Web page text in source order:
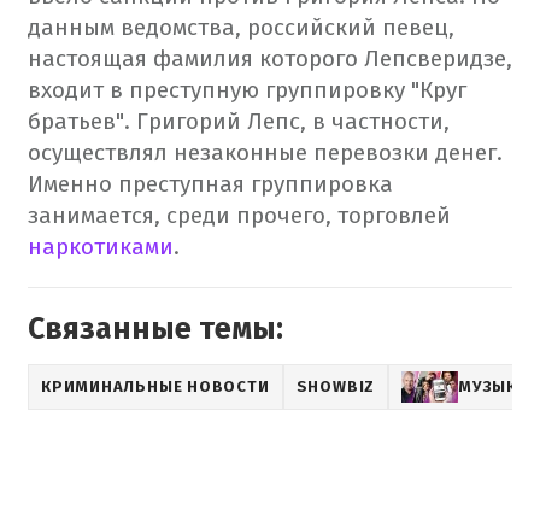
данным ведомства, российский певец,
настоящая фамилия которого Лепсверидзе,
входит в преступную группировку "Круг
братьев". Григорий Лепс, в частности,
осуществлял незаконные перевозки денег.
Именно преступная группировка
занимается, среди прочего, торговлей
наркотиками.
Связанные темы:
КРИМИНАЛЬНЫЕ НОВОСТИ SHOWBIZ МУЗЫКА